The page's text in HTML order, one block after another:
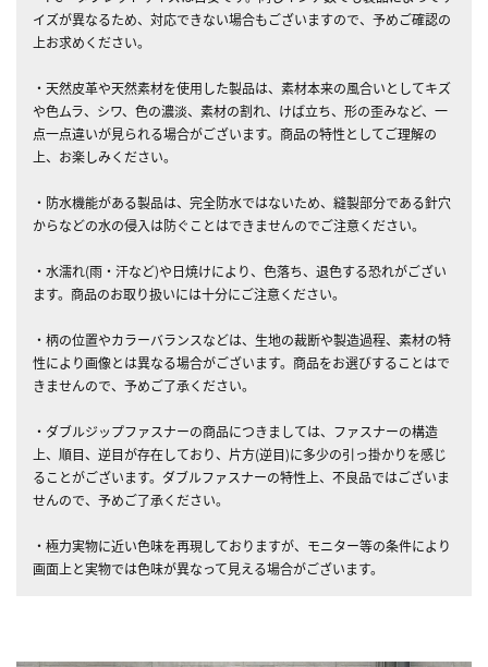
イズが異なるため、対応できない場合もございますので、予めご確認の
上お求めください。
・天然皮革や天然素材を使用した製品は、素材本来の風合いとしてキズ
や色ムラ、シワ、色の濃淡、素材の割れ、けば立ち、形の歪みなど、一
点一点違いが見られる場合がございます。商品の特性としてご理解の
上、お楽しみください。
・防水機能がある製品は、完全防水ではないため、縫製部分である針穴
からなどの水の侵入は防ぐことはできませんのでご注意ください。
・水濡れ(雨・汗など)や日焼けにより、色落ち、退色する恐れがござい
ます。商品のお取り扱いには十分にご注意ください。
・柄の位置やカラーバランスなどは、生地の裁断や製造過程、素材の特
性により画像とは異なる場合がございます。商品をお選びすることはで
きませんので、予めご了承ください。
・ダブルジップファスナーの商品につきましては、ファスナーの構造
上、順目、逆目が存在しており、片方(逆目)に多少の引っ掛かりを感じ
ることがございます。ダブルファスナーの特性上、不良品ではございま
せんので、予めご了承ください。
・極力実物に近い色味を再現しておりますが、モニター等の条件により
画面上と実物では色味が異なって見える場合がございます。